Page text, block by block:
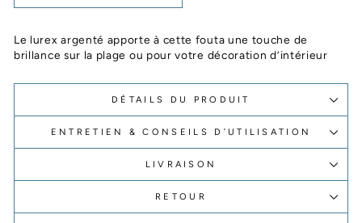
Le lurex argenté apporte à cette fouta une touche de
brillance sur la plage ou pour votre décoration d’intérieur
DÉTAILS DU PRODUIT
ENTRETIEN & CONSEILS D’UTILISATION
LIVRAISON
RETOUR